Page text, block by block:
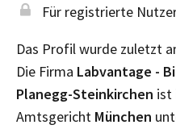
Für registrierte
Das Profil wurde zuletzt
Die Firma Labvantage -
Planegg-Steinkirchen ist
Amtsgericht München